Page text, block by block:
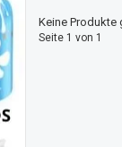
Keine Produkte
Seite 1 von 1